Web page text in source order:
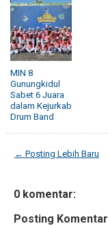
MIN 8
Gunungkidul
Sabet 6 Juara
dalam Kejurkab
Drum Band
← Posting Lebih Baru
0 komentar:
Posting Komentar